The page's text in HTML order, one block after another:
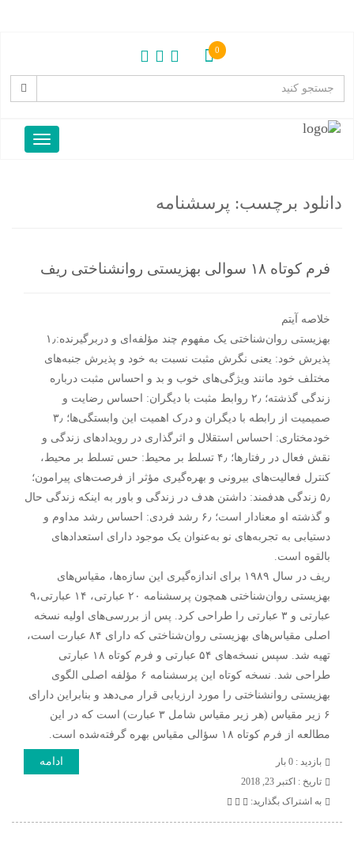
0
دانلود برچسب: پرسشنامه
فرم کوتاه ۱۸ سوالی بهزیستی روانشناختی ریف
خلاصه آیتم
بهزیستی روان‌شناختی یک مفهوم چند مؤلفه‌ای و دربرگیرنده:۱٫
پذیرش خود: یعنی نگرش مثبت نسبت به خود و پذیرش جنبه‌های
مختلف خود مانند ویژگی‌های خوب و بد و احساس مثبت درباره
زندگی گذشته؛ ۲٫ روابط مثبت با دیگران: احساس رضایت و
صمیمیت از رابطه با دیگران و درک اهمیت این وابستگی‌ها؛ ۳٫
خودمختاری: احساس استقلال و اثرگذاری در رویدادهای زندگی و
نقش فعال در رفتارها؛ ۴٫ تسلط بر محیط: حس تسلط بر محیط،
کنترل فعالیت‌های بیرونی و بهره‌گیری مؤثر از فرصت‌های پیرامون؛
۵٫ زندگی هدفمند: داشتن هدف در زندگی و باور به اینکه زندگی حال
و گذشته او معنادار است؛ ۶٫ رشد فردی: احساس رشد مداوم و
دستیابی به تجربه‌های نو به‌عنوان یک موجود دارای استعدادهای
بالقوه است.
ریف در سال ۱۹۸۹ برای اندازه‌گیری این سازه‌ها، مقیاس‌های
بهزیستی روان‌شناختی همچون پرسشنامه ۲۰ عبارتی، ۱۴ عبارتی،۹
عبارتی و ۳ عبارتی را طراحی کرد. پس از بررسی‌های اولیه نسخه
اصلی مقیاس‌های بهزیستی روان‌شناختی که دارای ۸۴ عبارت است،
تهیه شد. سپس نسخه‌های ۵۴ عبارتی و فرم کوتاه ۱۸ عبارتی
طراحی شد. نسخه کوتاه این پرسشنامه ۶ مؤلفه اصلی الگوی
بهزیستی روانشناختی را مورد ارزیابی قرار می‌دهد و بنابراین دارای
۶ زیر مقیاس (هر زیر مقیاس شامل ۳ عبارت) است که در این
مطالعه از فرم کوتاه ۱۸ سؤالی مقیاس بهره گرفته‌شده است.
بازدید : 0 بار
تاريخ : اکتبر 23, 2018
به اشتراک بگذارید:
ادامه